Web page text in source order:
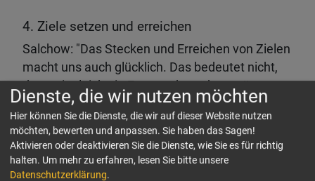
4. Ziele setzen und erreichen
Salchow: "Das Stecken und Erreichen von Zielen
macht uns auch glücklich. Das bedeutet nicht,
dass wir gleich ein Examen bestehen müssen
oder einen Marathon laufen. Manchmal gibt es
Situationen in unserem Leben, da ist es schon
ein Ziel und eine Zielerreichung, wenn ich es
einmal am Tag vor die Tür schaffe."
Dienste, die wir nutzen möchten
Hier können Sie die Dienste, die wir auf dieser Website nutzen
möchten, bewerten und anpassen. Sie haben das Sagen!
Aktivieren oder deaktivieren Sie die Dienste, wie Sie es für richtig
halten. Um mehr zu erfahren, lesen Sie bitte unsere
Datenschutzerklärung.